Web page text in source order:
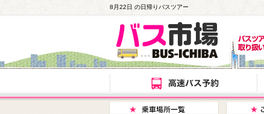
8月22日 の日帰りバスツアー